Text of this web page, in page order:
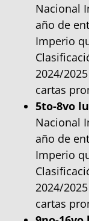
Nacional
año de
Imperio
2024/
cartas
5to-8vo
Nacional
año de
Imperio
2024/
cartas